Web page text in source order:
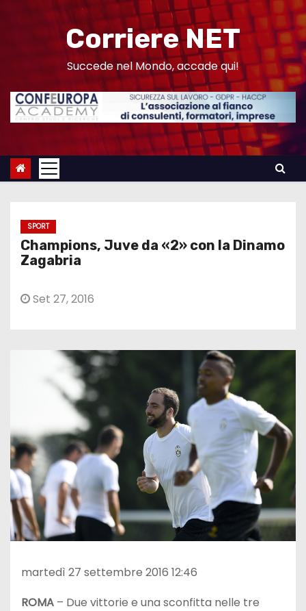
n
Corriere NET
Succede nel Mondo, accade qui!
SPORT
Champions, Juve da «2» con la Dinamo
Zagabria
Set 27, 2016
martedì 27 settembre 2016 12:46
ROMA – Due vittorie e una sconfitta nelle tre